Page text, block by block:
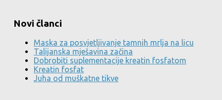
Novi članci
Maska za posvjetljivanje tamnih mrlja na licu
Talijanska mješavina začina
Dobrobiti suplementacije kreatin fosfatom
Kreatin fosfat
Juha od muškatne tikve